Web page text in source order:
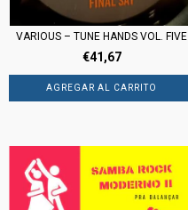
VARIOUS ‎– TUNE HANDS VOL. FIVE
€41,67